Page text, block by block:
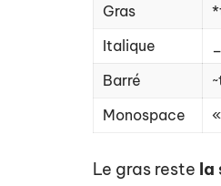
Gras
Italique
Barré
Monospace
Le gras reste la